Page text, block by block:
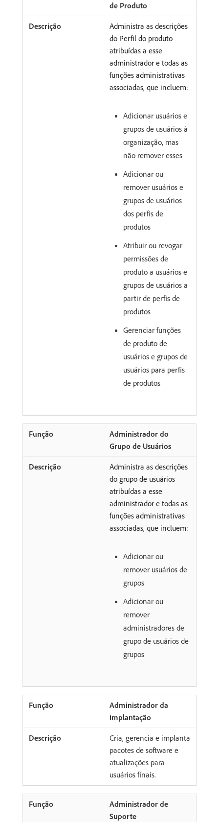
de Produto
Administra as descrições
do Perfil do produto
atribuídas a esse
administrador e todas as
funções administrativas
associadas, que incluem:
Adicionar usuários e
grupos de usuários à
organização, mas
não remover esses
Adicionar ou
remover usuários e
grupos de usuários
dos perfis de
produtos
Atribuir ou revogar
permissões de
produto a usuários e
grupos de usuários a
partir de perfis de
produtos
Gerenciar funções
de produto de
usuários e grupos de
usuários para perfis
de produtos
Administrador do
Grupo de Usuários
Administra as descrições
do grupo de usuários
atribuídas a esse
administrador e todas as
funções administrativas
associadas, que incluem:
Adicionar ou
remover usuários de
grupos
Adicionar ou
remover
administradores de
grupo de usuários de
grupos
Administrador da
implantação
Cria, gerencia e implanta
pacotes de software e
atualizações para
usuários finais.
Administrador de
Suporte